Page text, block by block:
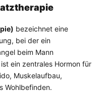
bezeichnet eine
bei der ein
beim Mann
ein zentrales Hormon für
Muskelaufbau,
Wohlbefinden.